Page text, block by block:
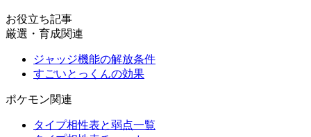
お役立ち記事
厳選・育成関連
ジャッジ機能の解放条件
すごいとっくんの効果
ポケモン関連
タイプ相性表と弱点一覧